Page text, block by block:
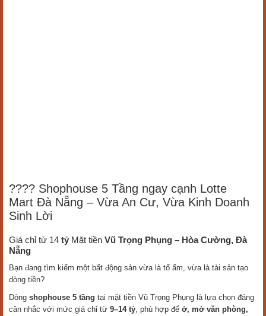
???? Shophouse 5 Tầng ngay cạnh Lotte
Mart Đà Nẵng – Vừa An Cư, Vừa Kinh Doanh
Sinh Lời
Giá chỉ từ 14 tỷ Mặt tiền Vũ Trọng Phụng – Hòa Cường, Đà
Nẵng
Bạn đang tìm kiếm một bất động sản vừa là tổ ấm, vừa là tài sản tạo
dòng tiền?
Dòng shophouse 5 tầng tại mặt tiền Vũ Trọng Phụng là lựa chọn đáng
cân nhắc với mức giá chỉ từ 9–14 tỷ, phù hợp để ở, mở văn phòng,